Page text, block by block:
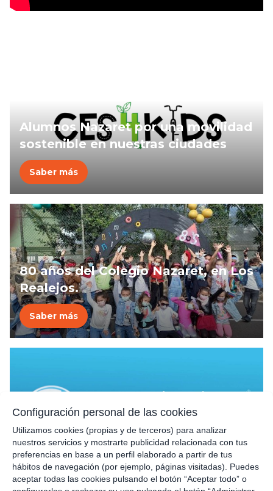
Alumnos Nazaret por una movilidad
sostenible en nuestras ciudades
Saber más
80 años del Colegio Nazaret, en Los
Realejos.
Saber más
El Col·legi Montserrat recibe la
autorización para impartir el
Programa de los Años Intermedios
del Bachillerato Internacional
Saber más
Configuración personal de las cookies
Utilizamos cookies (propias y de terceros) para analizar
nuestros servicios y mostrarte publicidad relacionada con tus
preferencias en base a un perfil elaborado a partir de tus
hábitos de navegación (por ejemplo, páginas visitadas). Puedes
aceptar todas las cookies pulsando el botón “Aceptar todo” o